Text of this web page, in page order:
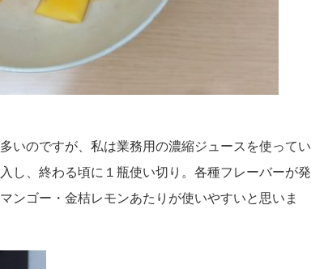
いのですが、私は業務用の濃縮ジュースを使ってい
し、終わる頃に１瓶使い切り。各種フレーバーが発
ンゴー・金桔レモンあたりが使いやすいと思いま